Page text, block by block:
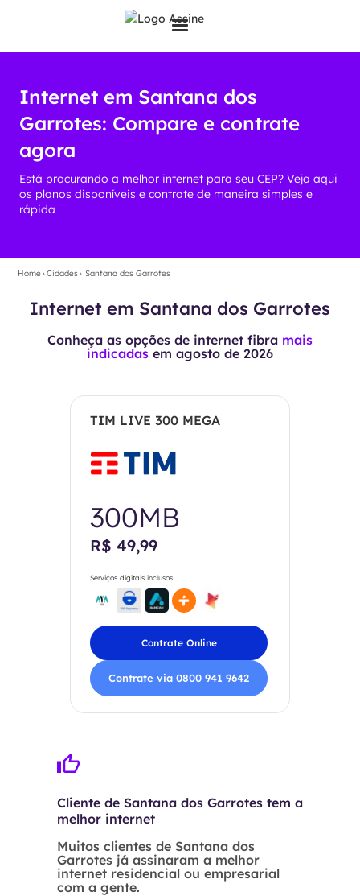
Internet em Santana dos
Garrotes: Compare e contrate
agora
Está procurando a melhor internet para seu CEP? Veja aqui
os planos disponíveis e contrate de maneira simples e
rápida
Home›Cidades› Santana dos Garrotes
Internet em Santana dos Garrotes
Conheça as opções de internet fibra mais
indicadas em agosto de 2026
TIM LIVE 300 MEGA
300MB
R$ 49,99
Serviços digitais inclusos
Contrate Online
Contrate via 0800 941 9642
Cliente de Santana dos Garrotes tem a
melhor internet
Muitos clientes de Santana dos
Garrotes já assinaram a melhor
internet residencial ou empresarial
com a gente.